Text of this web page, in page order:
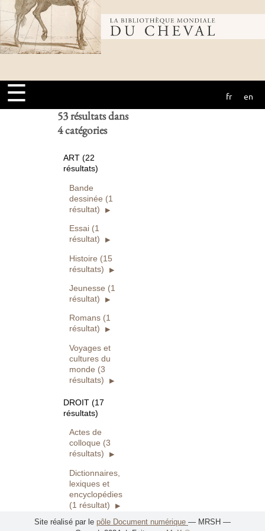
Bibliothèque
mondiale du
cheval
☰ fr en
Ouvrages
numérisés seuls
Réinitialiser
53 résultats dans
4 catégories
ART (22
résultats)
Bande
dessinée (1
résultat)
Essai (1
résultat)
Histoire (15
résultats)
Jeunesse (1
résultat)
Romans (1
résultat)
Voyages et
cultures du
monde (3
résultats)
DROIT (17
résultats)
Actes de
colloque (3
résultats)
Dictionnaires,
lexiques et
encyclopédies
(1 résultat)
Utilisation
Site réalisé par le pôle Document numérique — MRSH —